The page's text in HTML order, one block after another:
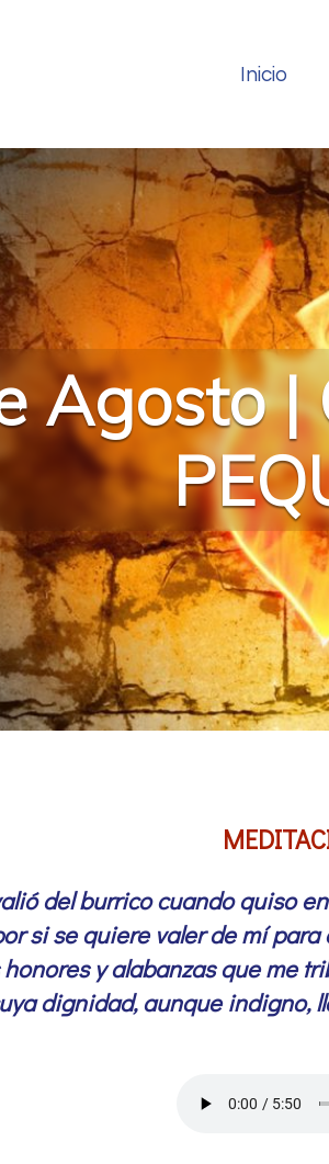
Inicio
Agosto |
del burrico cuando quiso
si se quiere valer de mí
y alabanzas que me
dignidad, aunque indigno,